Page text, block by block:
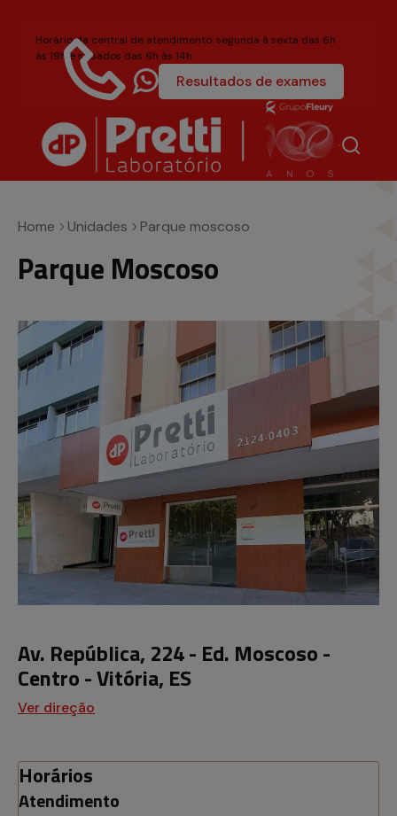
Horário da central de atendimento: segunda à sexta das 6h
às 19h e sábados das 6h às 14h
4004-6581
Resultados de exames
Título acessível, mas invisívela
Home Unidades Parque moscoso
Parque Moscoso
Av. República, 224 - Ed. Moscoso -
Centro - Vitória, ES
Ver direção
Horários
Atendimento